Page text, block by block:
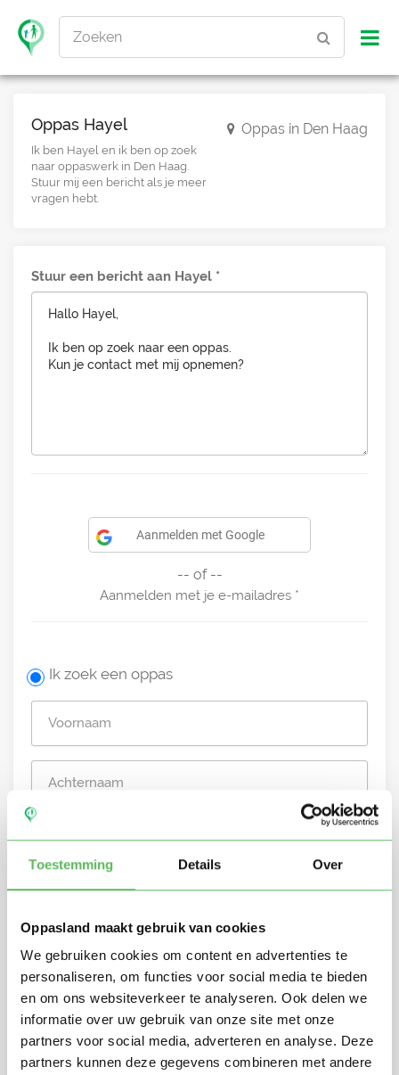
Toestemming Details Over
Oppasland maakt gebruik van cookies
We gebruiken cookies om content en advertenties te
personaliseren, om functies voor social media te bieden
en om ons websiteverkeer te analyseren. Ook delen we
informatie over uw gebruik van onze site met onze
partners voor social media, adverteren en analyse. Deze
partners kunnen deze gegevens combineren met andere
Zoeken
Oppas Hayel
Ik ben Hayel en ik ben op zoek
naar oppaswerk in Den Haag.
Stuur mij een bericht als je meer
vragen hebt.
Oppas in Den Haag
Stuur een bericht aan Hayel
Aanmelden met Google
-- of --
Aanmelden met je e-mailadres
Ik zoek een oppas
Stuur mij nieuwe profielen in mijn omgeving per
e-mail
Door te registreren ga je akkoord met deAlgemene
voorwaardenvan Oppasland.